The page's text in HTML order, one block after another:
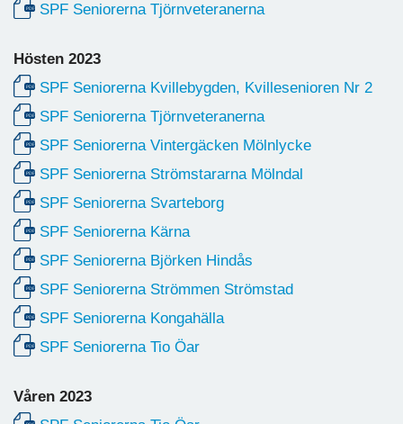
SPF Seniorerna Tjörnveteranerna
Hösten 2023
SPF Seniorerna Kvillebygden, Kvillesenioren Nr 2
SPF Seniorerna Tjörnveteranerna
SPF Seniorerna Vintergäcken Mölnlycke
SPF Seniorerna Strömstararna Mölndal
SPF Seniorerna Svarteborg
SPF Seniorerna Kärna
SPF Seniorerna Björken Hindås
SPF Seniorerna Strömmen Strömstad
SPF Seniorerna Kongahälla
SPF Seniorerna Tio Öar
Våren 2023